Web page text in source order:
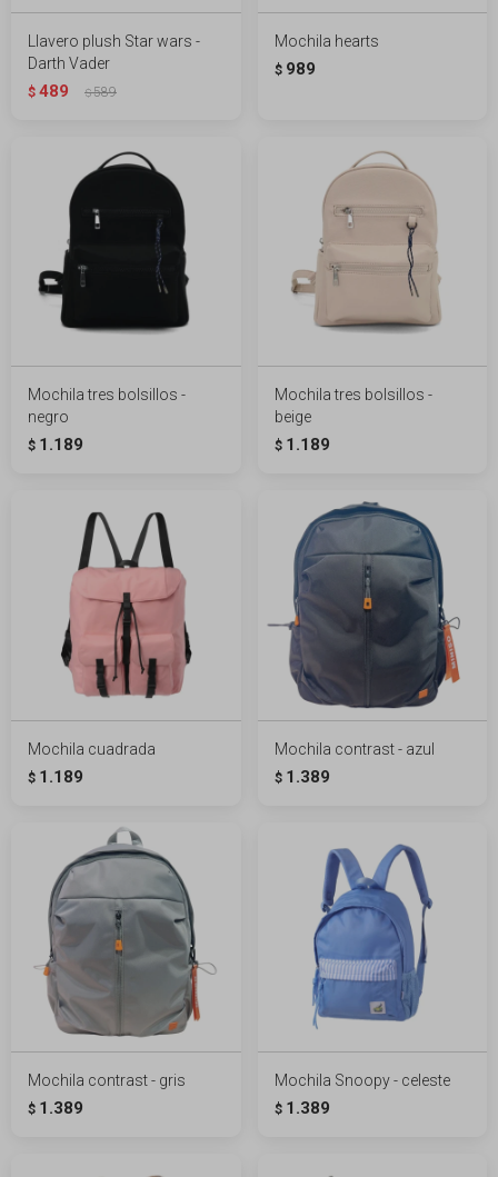
Llavero plush Star wars -
Darth Vader
$ 489 $589
Mochila hearts
$ 989
Mochila tres bolsillos -
negro
$ 1.189
Mochila tres bolsillos -
beige
$ 1.189
Mochila cuadrada
$ 1.189
Mochila contrast - azul
$ 1.389
Mochila contrast - gris
$ 1.389
Mochila Snoopy - celeste
$ 1.389